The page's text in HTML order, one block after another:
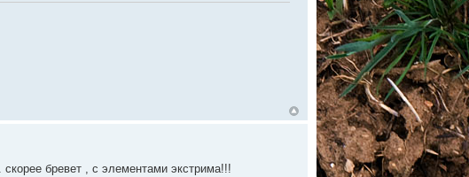
бревет , с элементами экстрима!!!